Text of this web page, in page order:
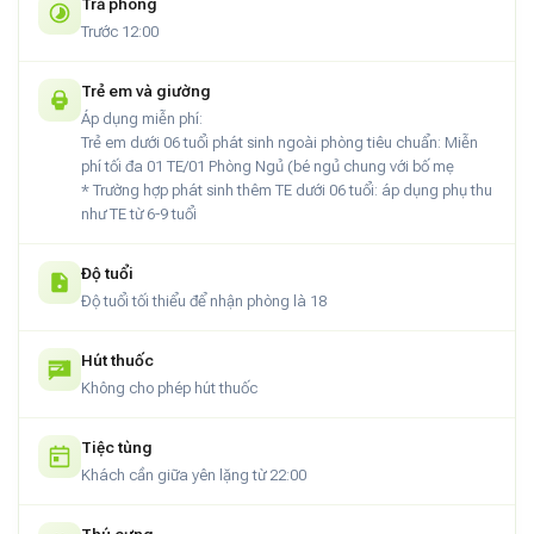
nghiệm không gian cộng đồng:
gần gũi thiên nhiên.
Bữa tối mang đậm hương vị bản địa: BBQ Tây Bắc, lẩu
truyền thống hoặc mâm cơm dân tộc.
Bữa sáng miễn phí tại homestay.
Tặng tour xe điện khám phá 8 bản làng quanh thung lũng –
vừa thuận tiện, vừa giàu trải nghiệm văn hóa.
hoạt chung, hát hò, team building nhẹ nhàng.
Trải nghiệm đáng nhớ tại Fairy House Mai Châu
Trả phòng
Trước 12:00
Trẻ em và giường
Áp dụng miễn phí:
Trẻ em dưới 06 tuổi phát sinh ngoài phòng tiêu chuẩn: Miễn
phí tối đa 01 TE/01 Phòng Ngủ (bé ngủ chung với bố mẹ
* Trường hợp phát sinh thêm TE dưới 06 tuổi: áp dụng phụ thu
như TE từ 6-9 tuổi
Độ tuổi
Độ tuổi tối thiểu để nhận phòng là 18
Hút thuốc
Không cho phép hút thuốc
Tiệc tùng
Khách cần giữa yên lặng từ 22:00